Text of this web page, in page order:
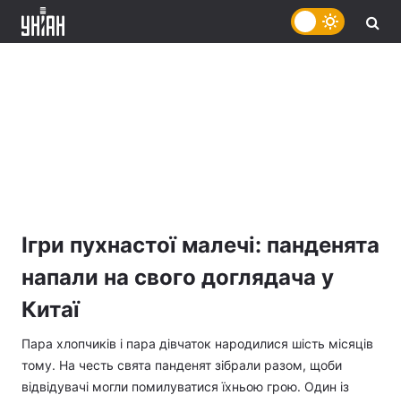
Ігри пухнастої малечі: панденята
напали на свого доглядача у
Китаї
Пара хлопчиків і пара дівчаток народилися шість місяців
тому. На честь свята панденят зібрали разом, щоби
відвідувачі могли помилуватися їхньою грою. Один із